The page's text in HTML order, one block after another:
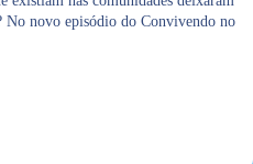
No novo episódio do Convivendo no